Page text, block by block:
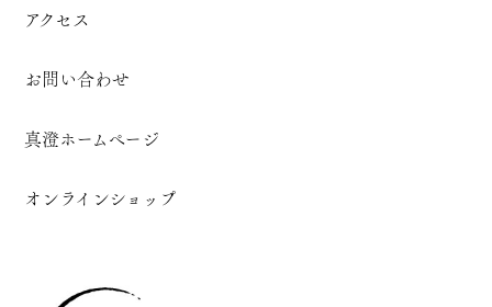
アクセス
お問い合わせ
真澄ホームページ
オンラインショップ